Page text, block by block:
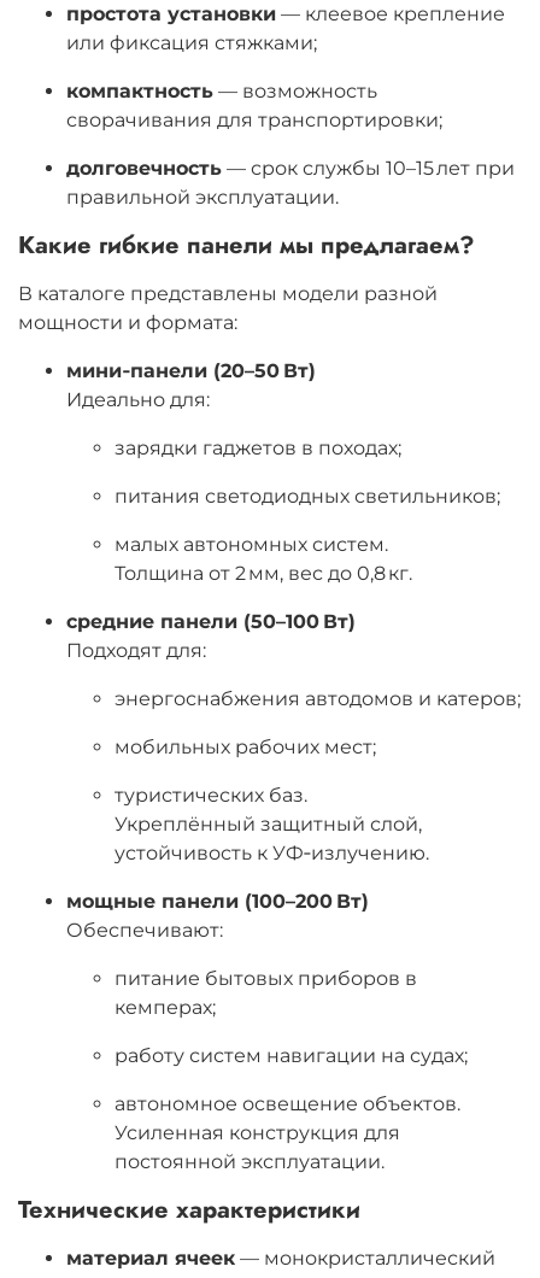
простота установки — клеевое крепление
или фиксация стяжками;
компактность — возможность
сворачивания для транспортировки;
долговечность — срок службы 10–15 лет при
правильной эксплуатации.
Какие гибкие панели мы предлагаем?
В каталоге представлены модели разной
мощности и формата:
мини‑панели (20–50 Вт)
Идеально для:
зарядки гаджетов в походах;
питания светодиодных светильников;
малых автономных систем.
Толщина от 2 мм, вес до 0,8 кг.
средние панели (50–100 Вт)
Подходят для:
энергоснабжения автодомов и катеров;
мобильных рабочих мест;
туристических баз.
Укреплённый защитный слой,
устойчивость к УФ‑излучению.
мощные панели (100–200 Вт)
Обеспечивают:
питание бытовых приборов в
кемперах;
работу систем навигации на судах;
автономное освещение объектов.
Усиленная конструкция для
постоянной эксплуатации.
Технические характеристики
материал ячеек — монокристаллический